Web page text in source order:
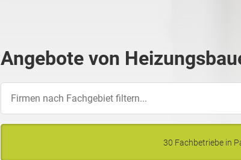
Angebote von
30 Fachbetriebe in